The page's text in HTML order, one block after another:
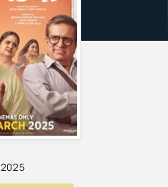
2025